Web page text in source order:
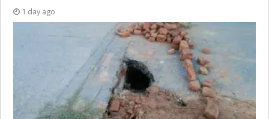
1 day ago